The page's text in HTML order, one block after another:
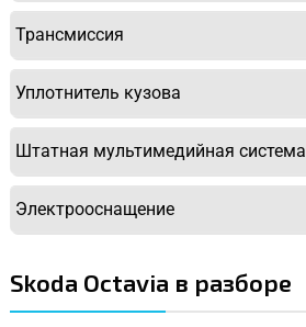
Трансмиссия
Уплотнитель кузова
Штатная мультимедийная система
Электрооснащение
Skoda Octavia в разборе